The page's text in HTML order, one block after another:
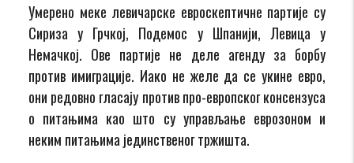
Умерено меке левичарске евроскептичне партије су
Сириза у Грчкој, Подемос у Шпанији, Левица у
Немачкој. Ове партије не деле агенду за борбу
против имиграције. Иако не желе да се укине евро,
они редовно гласају против про-европског консензуса
о питањима као што су управљање еврозоном и
неким питањима јединственог тржишта.